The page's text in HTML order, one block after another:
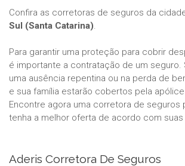
Confira as corretoras de seguros da
Sul (Santa Catarina).
Para garantir uma proteção para cobrir
é importante a contratação de um seguro.
uma ausência repentina ou na perda de
e sua família estarão cobertos pela
Encontre agora uma corretora de seguros
tenha a melhor oferta de acordo com
Aderis Corretora De Seguros